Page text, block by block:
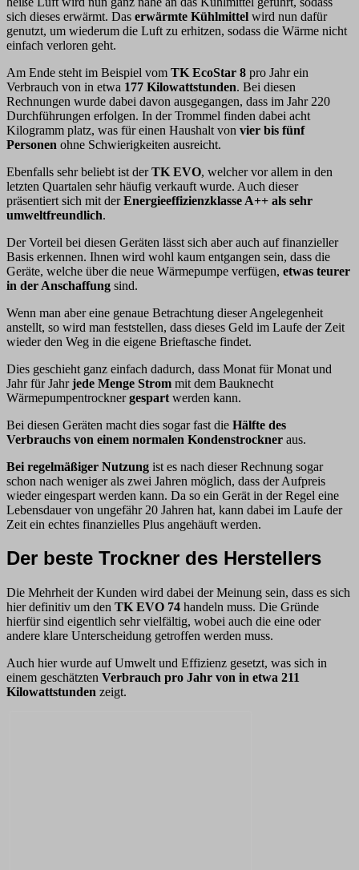
sich dieses erwärmt. Das erwärmte Kühlmittel wird nun dafür
genutzt, um wiederum die Luft zu erhitzen, sodass die Wärme nicht
einfach verloren geht.
Am Ende steht im Beispiel vom TK EcoStar 8 pro Jahr ein
Verbrauch von in etwa 177 Kilowattstunden. Bei diesen
Rechnungen wurde dabei davon ausgegangen, dass im Jahr 220
Durchführungen erfolgen. In der Trommel finden dabei acht
Kilogramm platz, was für einen Haushalt von vier bis fünf
Personen ohne Schwierigkeiten ausreicht.
Ebenfalls sehr beliebt ist derTK EVO, welcher vor allem in den
letzten Quartalen sehr häufig verkauft wurde. Auch dieser
präsentiert sich mit derEnergieeffizienzklasse A++ als sehr
umweltfreundlich.
Der Vorteil bei diesen Geräten lässt sich aber auch auf finanzieller
Basis erkennen. Ihnen wird wohl kaum entgangen sein, dass die
Geräte, welche über die neue Wärmepumpe verfügen, etwas teurer
in der Anschaffung sind.
Wenn man aber eine genaue Betrachtung dieser Angelegenheit
anstellt, so wird man feststellen, dass dieses Geld im Laufe der Zeit
wieder den Weg in die eigene Brieftasche findet.
Dies geschieht ganz einfach dadurch, dass Monat für Monat und
Jahr für Jahrjede Menge Strom mit dem Bauknecht
Wärmepumpentrocknergespart werden kann.
Bei diesen Geräten macht dies sogar fast die Hälfte des
Verbrauchs von einem normalen Kondenstrockner aus.
Bei regelmäßiger Nutzung ist es nach dieser Rechnung sogar
schon nach weniger als zwei Jahren möglich, dass der Aufpreis
wieder eingespart werden kann. Da so ein Gerät in der Regel eine
Lebensdauer von ungefähr 20 Jahren hat, kann dabei im Laufe der
Zeit ein echtes finanzielles Plus angehäuft werden.
Der beste Trockner des Herstellers
Die Mehrheit der Kunden wird dabei der Meinung sein, dass es sich
hier definitiv um den TK EVO 74 handeln muss. Die Gründe
hierfür sind eigentlich sehr vielfältig, wobei auch die eine oder
andere klare Unterscheidung getroffen werden muss.
Auch hier wurde auf Umwelt und Effizienz gesetzt, was sich in
einem geschätzten Verbrauch pro Jahr von in etwa 211
Kilowattstunden zeigt.